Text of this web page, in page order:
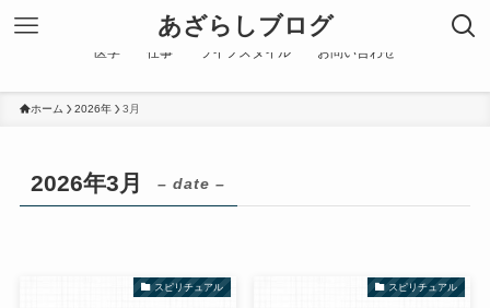
あざらしブログ
医学 仕事 ライフスタイル お問い合わせ
ホーム 2026年 3月
2026年3月 – date –
スピリチュアル スピリチュアル